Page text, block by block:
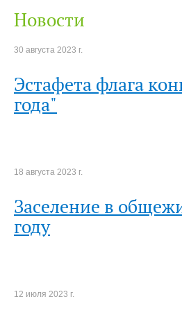
Новости
30 августа 2023 г.
Эстафета флага
года"
18 августа 2023 г.
Заселение в
году
12 июля 2023 г.